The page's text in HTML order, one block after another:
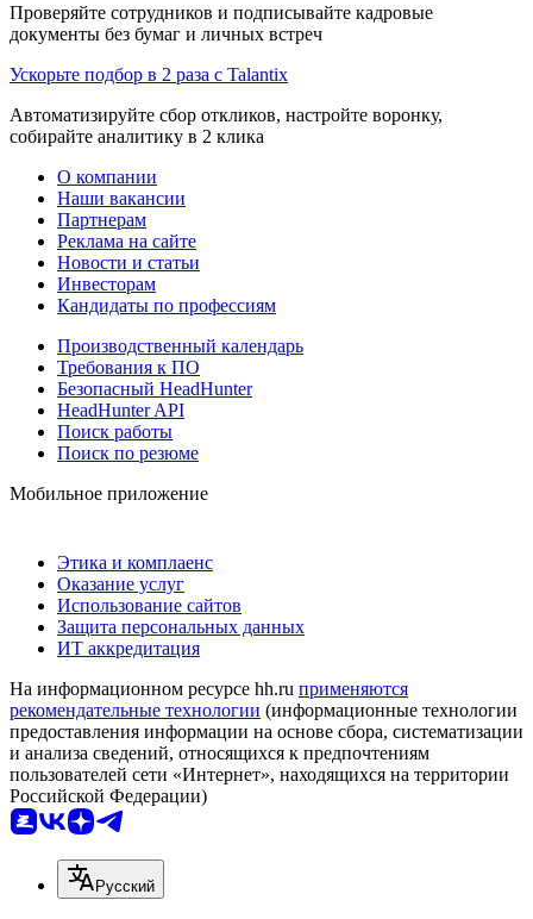
Проверяйте сотрудников и подписывайте кадровые
документы без бумаг и личных встреч
Ускорьте подбор в 2 раза с Talantix
Автоматизируйте сбор откликов, настройте воронку,
собирайте аналитику в 2 клика
О компании
Наши вакансии
Партнерам
Реклама на сайте
Новости и статьи
Инвесторам
Кандидаты по профессиям
Производственный календарь
Требования к ПО
Безопасный HeadHunter
HeadHunter API
Поиск работы
Поиск по резюме
Мобильное приложение
Этика и комплаенс
Оказание услуг
Использование сайтов
Защита персональных данных
ИТ аккредитация
На информационном ресурсе hh.ru применяются
рекомендательные технологии (информационные технологии
предоставления информации на основе сбора, систематизации
и анализа сведений, относящихся к предпочтениям
пользователей сети «Интернет», находящихся на территории
Российской Федерации)
Русский